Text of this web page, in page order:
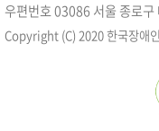
우편번호 03086 서울 종로
Copyright (C) 2020 한국장애